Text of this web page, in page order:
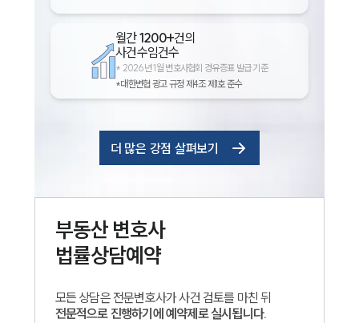
월간1200+건의
사건수임건수
* 2026년 1월 변호사협회 경유증표 발급 기준
*대한변협 광고 규정 제4조 제1호 준수
더 많은 강점 살펴보기
부동산변호사
법률상담예약
모든 상담은 전문변호사가 사건 검토를 마친 뒤
전문적으로 진행하기에 예약제로 실시됩니다.